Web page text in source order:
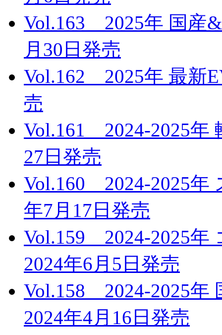
Vol.163 2025年 国産
月30日発売
Vol.162 2025年 最新
売
Vol.161 2024-2025年
27日発売
Vol.160 2024-2025
年7月17日発売
Vol.159 2024-2025
2024年6月5日発売
Vol.158 2024-2025
2024年4月16日発売